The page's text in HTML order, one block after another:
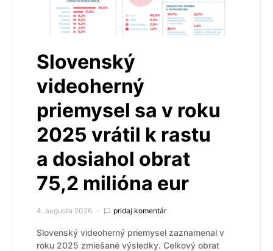
Slovenský
videoherný
priemysel sa v roku
2025 vrátil k rastu
a dosiahol obrat
75,2 milióna eur
4. augusta 2026 pridaj komentár
Slovenský videoherný priemysel zaznamenal v
roku 2025 zmiešané výsledky. Celkový obrat